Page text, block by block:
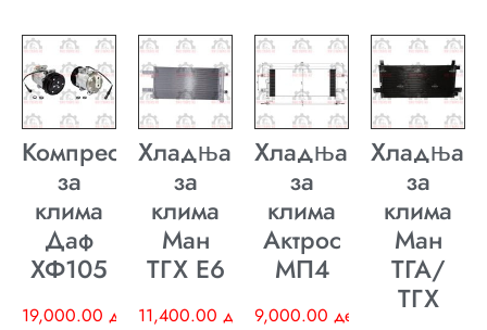
Компресор
за
клима
Даф
ХФ105
19,000.00 ден
Хладњак
за
клима
Ман
ТГХ E6
11,400.00 ден
Хладњак
за
клима
Актрос
МП4
9,000.00 ден
Хладњак
за
клима
Ман
ТГА/
ТГХ